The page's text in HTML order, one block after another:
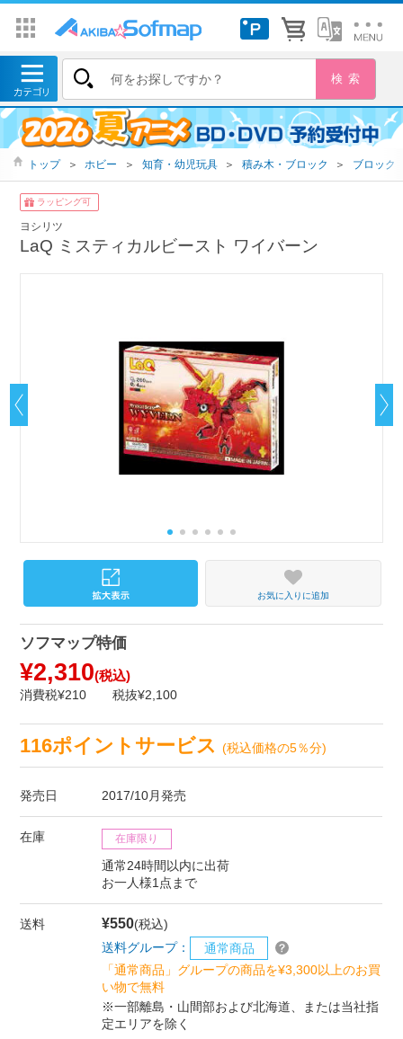
トップ ＞ ホビー ＞ 知育・幼児玩具 ＞ 積み木・ブロック ＞ ブロック
ラッピング可
ヨシリツ
LaQ ミスティカルビースト ワイバーン
お気に入りに追加
ソフマップ特価
¥2,310(税込)
消費税¥210 税抜¥2,100
116ポイントサービス(税込価格の5％分)
発売日 2017/10月発売
在庫 在庫限り
通常24時間以内に出荷
お一人様1点まで
送料 ¥550(税込)
送料グループ：
通常商品
「通常商品」グループの商品を¥3,300以上のお買
い物で無料
※一部離島・山間部および北海道、または当社指
定エリアを除く